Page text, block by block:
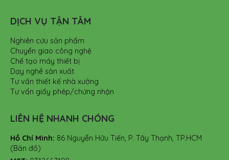
DỊCH VỤ TẬN TÂM
Nghiên cứu sản phẩm
Chuyển giao công nghệ
Chế tạo máy thiết bị
Dạy nghề sản xuất
Tư vấn thiết kế nhà xưởng
Tư vấn giấy phép/chứng nhận
LIÊN HỆ NHANH CHÓNG
Hồ Chí Minh: 86 Nguyễn Hữu Tiến, P. Tây Thạnh, TP.HCM
(Bản đồ)